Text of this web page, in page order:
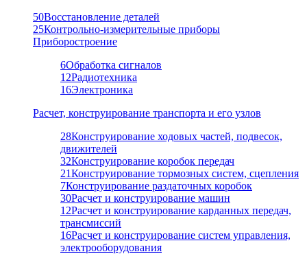
50Восстановление деталей
25Контрольно-измерительные приборы
Приборостроение
6Обработка сигналов
12Радиотехника
16Электроника
Расчет, конструирование транспорта и его узлов
28Конструирование ходовых частей, подвесок,
движителей
32Конструирование коробок передач
21Конструирование тормозных систем, сцепления
7Конструирование раздаточных коробок
30Расчет и конструирование машин
12Расчет и конструирование карданных передач,
трансмиссий
16Расчет и конструирование систем управления,
электрооборудования